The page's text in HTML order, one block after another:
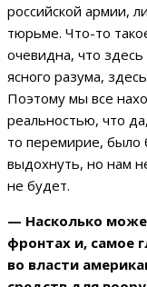
российской армии,
тюрьме. Что-то
очевидна, что
ясного разума,
Поэтому мы все
реальностью, что
то перемирие, было
выдохнуть, но нам
не будет.
— Насколько
фронтах и, самое
во власти